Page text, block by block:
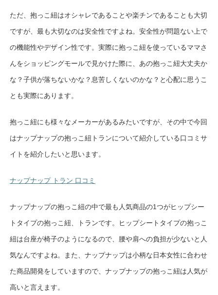
ただ、抱っこ紐はオシャレであることや楽チンであることも大切
ですが、最も大切なのは安全性ですよね。安全性が問題ない上で
の機能性やデザイン性です。実際に抱っこ紐を使っているママさ
んをショッピングモールで見かけた際に、あの抱っこ紐大丈夫か
な？子供が落ちないかな？息苦しくないのかな？と心配に思うこ
とも実際にあります。
抱っこ紐にも様々なメーカーがあるみたいですが、その中で今回
はナップナップの抱っこ紐トランについて紹介している口コミサ
イトを紹介したいと思います。
ナップナップ トラン 口コミ
ナップナップの抱っこ紐の中で最も人気商品の1つがヒップシー
トタイプの抱っこ紐、トランです。ヒップシートタイプの抱っこ
紐は台座が椅子のようになるので、腰や肩への負担が少ないと人
気なんですよね。また、ナップナップは小柄な日本女性に合わせ
た商品開発をしていますので、ナップナップの抱っこ紐は人気が
高いと言えます。